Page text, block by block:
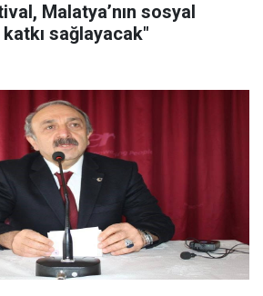
Malatya’nın sosyal
sağlayacak"